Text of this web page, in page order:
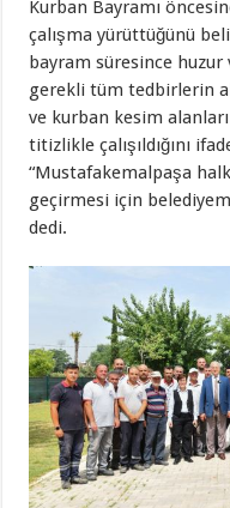
Kurban Bayramı
çalışma yürüttüğünü
bayram süresince huzur
gerekli tüm tedbirlerin
ve kurban kesim
titizlikle çalışıldığını
“Mustafakemalpaşa
geçirmesi için
dedi.